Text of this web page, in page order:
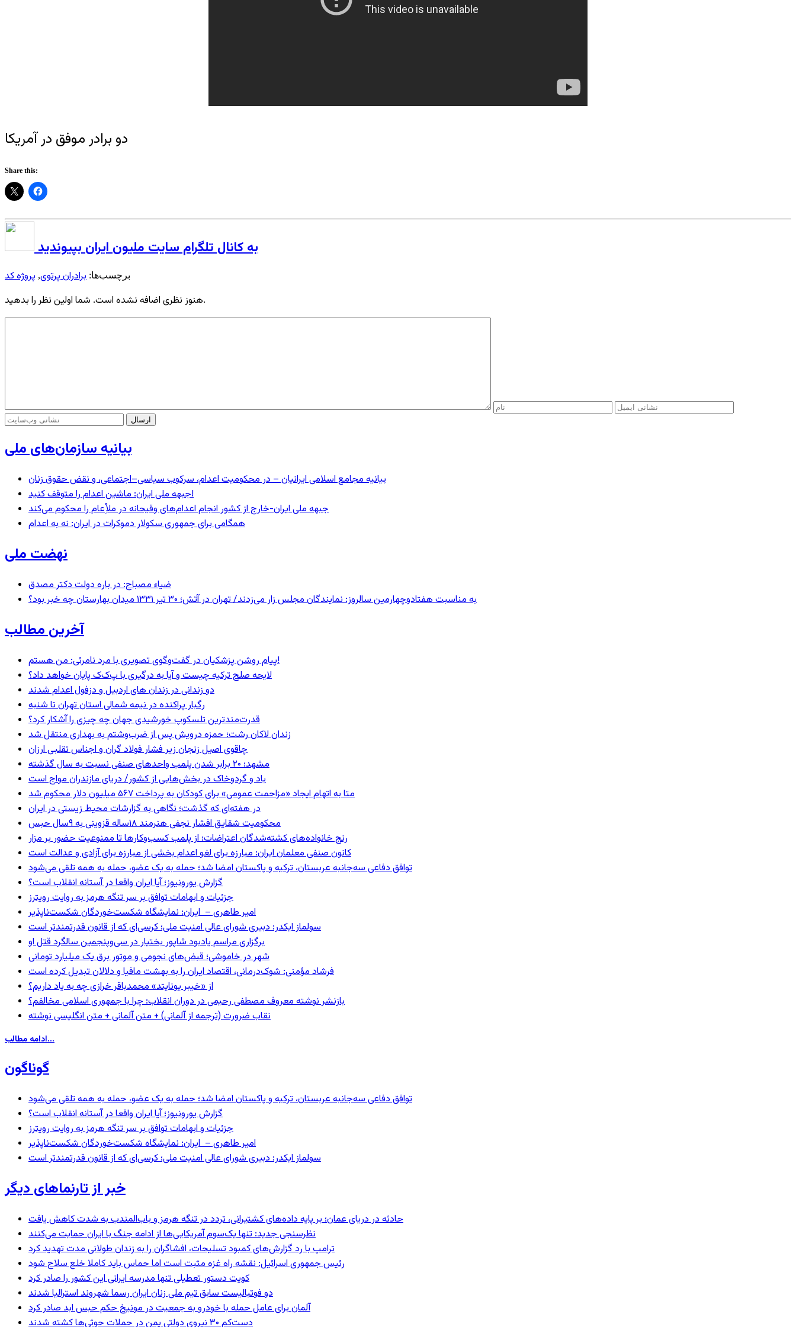
دو برادر موفق در آمریکا
Share this:
به کانال تلگرام سایت ملیون ایران بپیوندید
برچسب‌ها: برادران پرتوی, پروژه کد
هنوز نظری اضافه نشده است. شما اولین نظر را بدهید.
بیانیه سازمان‌های ملی
بیانیه مجامع اسلامی ایرانیان – در محکومیت اعدام، سرکوب سیاسی–اجتماعی، و نقض حقوق زنان
جبهه ملی ایران: ماشین اعدام را متوقف کنید!
جبهه ملی ایران-خارج از کشور انجام اعدام‌های وقیحانه در ملأِعام را محکوم می‌کند
همگامی برای جمهوری سکولار دموکرات در ایران: نه به اعدام
نهضت ملی
ضیاء مصباح: در باره دولت دکتر مصدق
به مناسبت هفتادوچهارمین سالروز: نمایندگان مجلس زار می‌زدند/ تهران در آتش؛ ۳۰ تیر ۱۳۳۱ میدان بهارستان چه خبر بود؟
آخرین مطالب
پیام روشن پزشکیان در گفت‌و‌گوی تصویری با مرد نامرئی: من هستم!
لایحه صلح ترکیه چیست و آیا به درگیری با پ‌ک‌ک پایان خواهد داد؟
دو زندانی در زندان های اردبیل و دزفول اعدام شدند
رگبار پراکنده در نیمه شمالی استان تهران تا شنبه
قدرت‌مندترین تلسکوپ خورشیدی جهان چه چیزی را آشکار کرد؟
زندان لاکان رشت؛ حمزه درویش پس از ضرب‌وشتم به بهداری منتقل شد
چاقوی اصیل زنجان زیر فشار فولاد گران و اجناس تقلبی ارزان
مشهد؛ ۲۰ برابر شدن پلمب واحدهای صنفی نسبت به سال گذشته
باد و گردوخاک در بخش‌هایی از کشور/ دریای مازندران مواج است
متا به اتهام ایجاد «مزاحمت عمومی» برای کودکان به پرداخت ۵۶۷ میلیون دلار محکوم شد
در هفته‌ای که گذشت؛ نگاهی به گزارشات محیط زیستی در ایران
محکومیت شقایق افشار نجفی هنرمند ۱۸ساله قزوینی به ۹سال حبس
رنج خانواده‌های کشته‌شدگان اعتراضات؛ از پلمب کسب‌وکارها تا ممنوعیت حضور بر مزار
کانون صنفی معلمان ایران: مبارزه برای لغو اعدام بخشی از مبارزه برای آزادی و عدالت است
توافق دفاعی سه‌جانبه عربستان، ترکیه و پاکستان امضا شد؛ حمله به یک عضو، حمله به همه تلقی می‌شود
گزارش یورونیوز؛ آیا ایران واقعا در آستانه انقلاب است؟
جزئیات و ابهامات توافق بر سر تنگه هرمز به روایت رویترز
امیر طاهری – ایران: نمایشگاه شکست‌خوردگان شکست‌ناپذیر
سولماز ایکدر: دبیری شورای عالی امنیت ملی؛ کرسی‌ای که از قانون قدرتمندتر است
برگزاری مراسم یادبود شاپور بختیار در سی‌وپنجمین سالگرد قتل او
شهر در خاموشی؛ قبض‌های نجومی و موتور برق یک میلیارد تومانی
فرشاد مؤمنی: شوک‌درمانی، اقتصاد ایران را به بهشت مافیا و دلالان تبدیل کرده است
از «خیبر یونایتد» محمدباقر خرازی چه به یاد داریم؟
بازنشر نوشته معروف مصطفی رحیمی در دوران انقلاب: چرا با جمهوری اسلامی مخالفم؟
نقاب ضرورت (ترجمه از آلمانی) + متن آلمانی + متن انگلیسی نوشته
ادامه مطالب...
گوناگون
توافق دفاعی سه‌جانبه عربستان، ترکیه و پاکستان امضا شد؛ حمله به یک عضو، حمله به همه تلقی می‌شود
گزارش یورونیوز؛ آیا ایران واقعا در آستانه انقلاب است؟
جزئیات و ابهامات توافق بر سر تنگه هرمز به روایت رویترز
امیر طاهری – ایران: نمایشگاه شکست‌خوردگان شکست‌ناپذیر
سولماز ایکدر: دبیری شورای عالی امنیت ملی؛ کرسی‌ای که از قانون قدرتمندتر است
خبر از تارنماهای دیگر
حادثه در دریای عمان؛ بر پایه داده‌های کشتیرانی، تردد در تنگه هرمز و باب‌المندب به شدت کاهش یافت
نظرسنجی جدید: تنها یک‌سوم آمریکایی‌ها از ادامه جنگ با ایران حمایت می‌کنند
ترامپ با رد گزارش‌های کمبود تسلیحات، افشاگران را به زندان طولانی مدت تهدید کرد
رئیس‌ جمهوری اسرائیل: نقشه راه غزه مثبت است اما حماس باید کاملا خلع سلاح شود
کویت دستور تعطیلی تنها مدرسه ایرانی این کشور را صادر کرد
دو فوتبالیست سابق تیم ملی زنان ایران رسما شهروند استرالیا شدند
آلمان برای عامل حمله با خودرو به جمعیت در مونیخ حکم حبس ابد صادر کرد
دست‌کم ۳۰ نیروی دولتی یمن در حملات حوثی‌ها کشته شدند